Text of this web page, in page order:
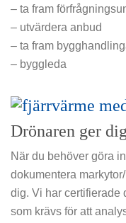
– ta fram
– utvärdera anbud
– ta fram
– byggleda
Drönaren ger
När du behöver göra
dokumentera
dig. Vi har certifierade
som krävs för att